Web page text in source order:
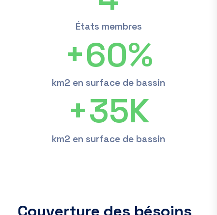
États membres
km2 en surface de bassin
+60%
km2 en surface de bassin
+35K